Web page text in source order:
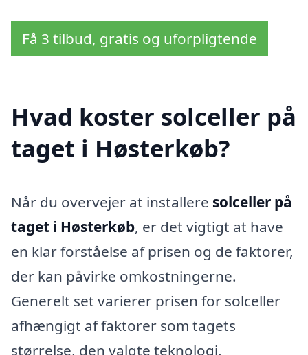
Få 3 tilbud, gratis og uforpligtende
Hvad koster solceller på
taget i Høsterkøb?
Når du overvejer at installere solceller på
taget i Høsterkøb, er det vigtigt at have
en klar forståelse af prisen og de faktorer,
der kan påvirke omkostningerne.
Generelt set varierer prisen for solceller
afhængigt af faktorer som tagets
størrelse, den valgte teknologi,